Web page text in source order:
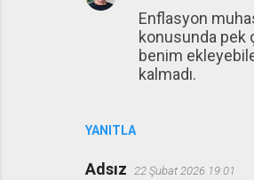
YANITLA
Enflasyon
konusunda pek
benim
kalmadı.
Adsız 22 Şubat 2026 19:01